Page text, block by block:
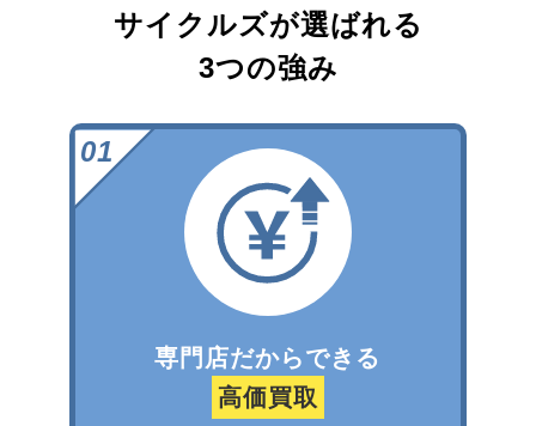
サイクルズが選ばれる
3つの強み
専門店だからできる
高価買取